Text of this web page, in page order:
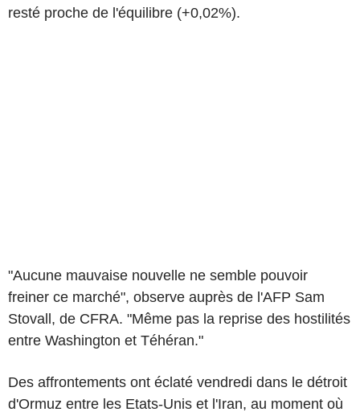
resté proche de l'équilibre (+0,02%).
"Aucune mauvaise nouvelle ne semble pouvoir
freiner ce marché", observe auprès de l'AFP Sam
Stovall, de CFRA. "Même pas la reprise des hostilités
entre Washington et Téhéran."
Des affrontements ont éclaté vendredi dans le détroit
d'Ormuz entre les Etats-Unis et l'Iran, au moment où